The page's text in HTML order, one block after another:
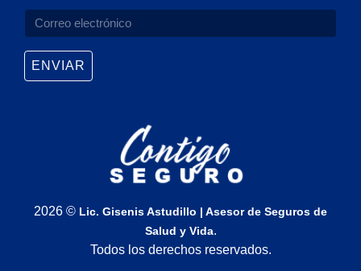
2026 © Lic. Gisenis Astudillo | Asesor de Seguros de
Salud y Vida.
Todos los derechos reservados.
ENVIAR